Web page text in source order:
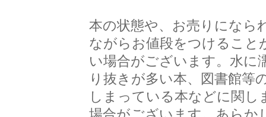
本の状態や、お売りになら
ながらお値段をつけること
い場合がございます。水に
り抜きが多い本、図書館等
しまっている本などに関